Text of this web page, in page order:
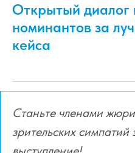
Открытый диалог
номинантов за
кейса
Станьте членами
зрительских